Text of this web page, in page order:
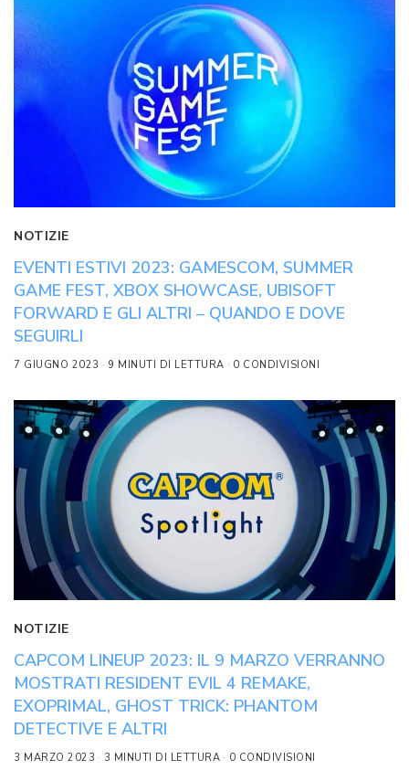
NOTIZIE
EVENTI ESTIVI 2023: GAMESCOM, SUMMER
GAME FEST, XBOX SHOWCASE, UBISOFT
FORWARD E GLI ALTRI – QUANDO E DOVE
SEGUIRLI
7 GIUGNO 2023 9 MINUTI DI LETTURA 0 CONDIVISIONI
NOTIZIE
CAPCOM LINEUP 2023: IL 9 MARZO VERRANNO
MOSTRATI RESIDENT EVIL 4 REMAKE,
EXOPRIMAL, GHOST TRICK: PHANTOM
DETECTIVE E ALTRI
3 MARZO 2023 3 MINUTI DI LETTURA 0 CONDIVISIONI